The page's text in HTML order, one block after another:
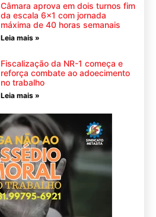
Câmara aprova em dois turnos fim
da escala 6×1 com jornada
máxima de 40 horas semanais
Leia mais »
Fiscalização da NR-1 começa e
reforça combate ao adoecimento
no trabalho
Leia mais »